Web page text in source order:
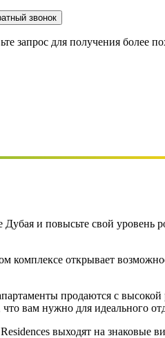
звонок
запрос для получения более
и повысьте свой
комплексе открывает
продаются с
вам нужно для идеального
выходят на